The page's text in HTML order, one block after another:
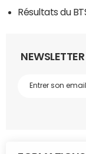
Résultats du